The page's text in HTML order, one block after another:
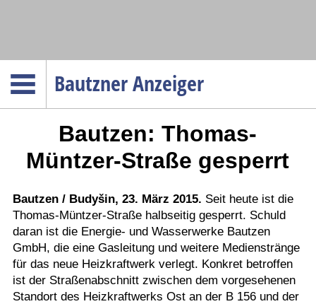
Bautzner Anzeiger
Menüpunkte
Gesellschaft
Wirtschaft
Service
Verkehr
Gesundheit
Kultur
Bautzen: Thomas-
Müntzer-Straße gesperrt
Bautzen / Budyšin, 23. März 2015. Seit heute ist die
Thomas-Müntzer-Straße halbseitig gesperrt. Schuld
daran ist die Energie- und Wasserwerke Bautzen
GmbH, die eine Gasleitung und weitere Medienstränge
für das neue Heizkraftwerk verlegt. Konkret betroffen
ist der Straßenabschnitt zwischen dem vorgesehenen
Standort des Heizkraftwerks Ost an der B 156 und der